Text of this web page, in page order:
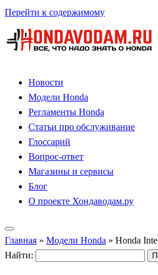
Перейти к содержимому
Новости
Модели Honda
Регламенты Honda
Статьи про обслуживание
Глоссарий
Вопрос-ответ
Магазины и сервисы
Блог
О проекте Хондаводам.ру
Главная » Модели Honda » Honda
Найти: